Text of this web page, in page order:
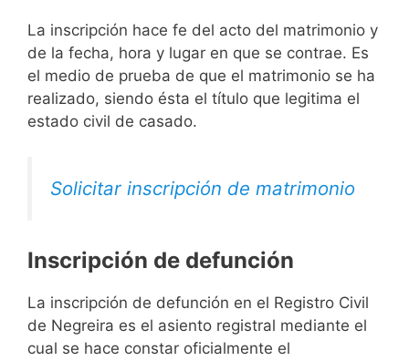
La inscripción hace fe del acto del matrimonio y
de la fecha, hora y lugar en que se contrae. Es
el medio de prueba de que el matrimonio se ha
realizado, siendo ésta el título que legitima el
estado civil de casado.
Solicitar inscripción de matrimonio
Inscripción de defunción
La inscripción de defunción en el Registro Civil
de Negreira es el asiento registral mediante el
cual se hace constar oficialmente el